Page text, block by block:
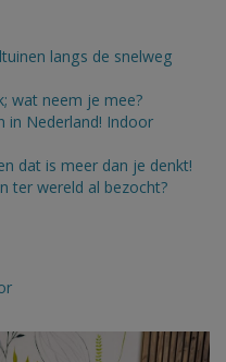
langs de snelweg
wat neem je mee?
in Nederland! Indoor
dat is meer dan je denkt!
ter wereld al bezocht?